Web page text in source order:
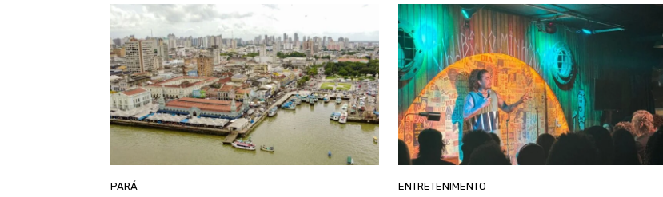
PARÁ ENTRETENIMENTO